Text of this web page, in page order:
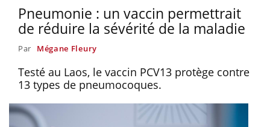
Pneumonie : un vaccin permettrait
de réduire la sévérité de la maladie
Par Mégane Fleury
Testé au Laos, le vaccin PCV13 protège contre
13 types de pneumocoques.